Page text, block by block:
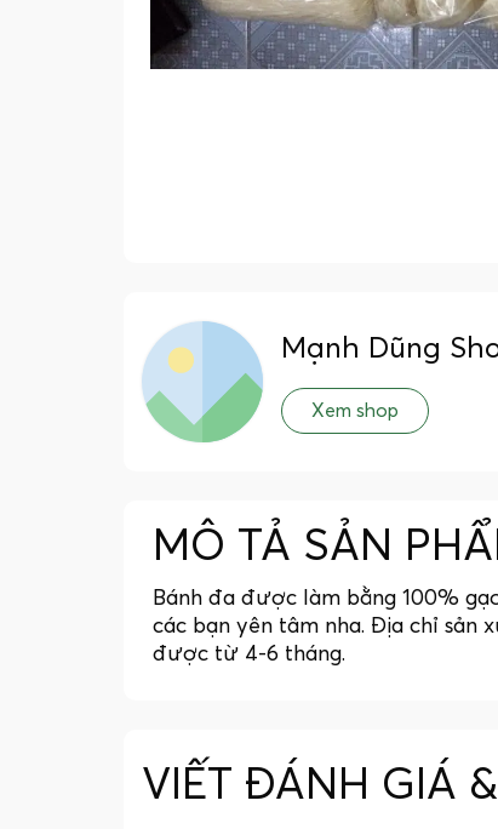
Mạnh Dũng
Xem shop
MÔ TẢ SẢN
Bánh đa được làm bằng 100%
các bạn yên tâm nha. Địa chỉ sản
được từ 4-6 tháng.
VIẾT ĐÁNH GIÁ &